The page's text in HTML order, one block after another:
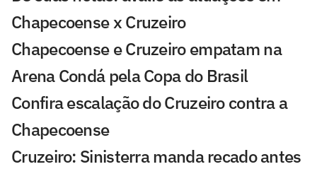
Chapecoense x Cruzeiro
Chapecoense e Cruzeiro empatam na
Arena Condá pela Copa do Brasil
Confira escalação do Cruzeiro contra a
Chapecoense
Cruzeiro: Sinisterra manda recado antes